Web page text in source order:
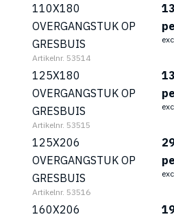
110X180
OVERGANGSTUK OP
GRESBUIS
Artikelnr. 53514
125X180
OVERGANGSTUK OP
GRESBUIS
Artikelnr. 53515
125X206
OVERGANGSTUK OP
GRESBUIS
Artikelnr. 53516
160X206